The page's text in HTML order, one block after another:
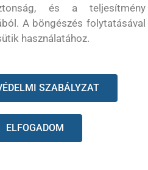
További információk
és a teljesítmény
A böngészés folytatásával
használatához.
SZABÁLYZAT
ELFOGADOM